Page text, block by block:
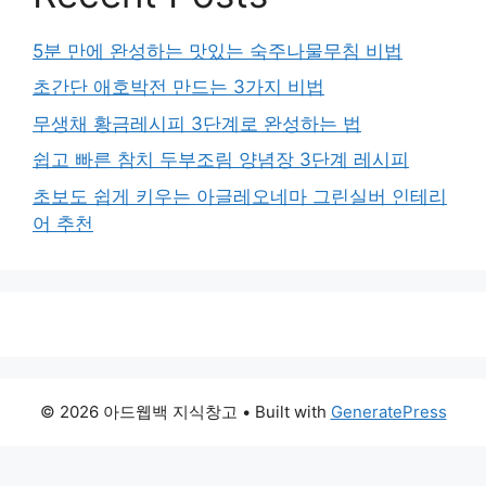
5분 만에 완성하는 맛있는 숙주나물무침 비법
초간단 애호박전 만드는 3가지 비법
무생채 황금레시피 3단계로 완성하는 법
쉽고 빠른 참치 두부조림 양념장 3단계 레시피
초보도 쉽게 키우는 아글레오네마 그린실버 인테리
어 추천
© 2026 아드웹백 지식창고 • Built with GeneratePress